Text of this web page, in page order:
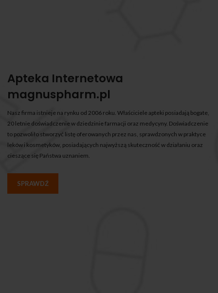
Apteka Internetowa
magnuspharm.pl
Nasz firma istnieje na rynku od 2006 roku. Właściciele apteki posiadają bogate,
20 letnie doświadczenie w dziedzinie farmacji oraz medycyny. Doświadczenie
to pozwoliło stworzyć listę oferowanych przez nas, sprawdzonych w praktyce
leków i kosmetyków, posiadających najwyższą skuteczność w działaniu oraz
cieszące się Państwa uznaniem.
SPRAWDŹ